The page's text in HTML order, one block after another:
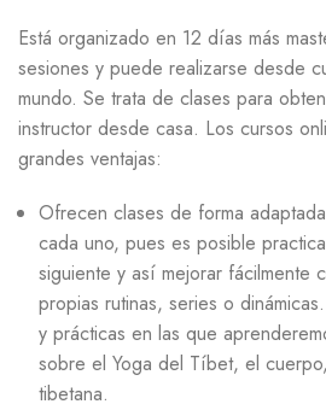
Está organizado en 12 días más
sesiones y puede realizarse desde
mundo. Se trata de clases para
instructor desde casa. Los cursos
grandes ventajas:
Ofrecen clases de forma
cada uno, pues es posible
siguiente y así mejorar fácilmente
propias rutinas, series o
y prácticas en las que
sobre el Yoga del Tíbet, el
tibetana.